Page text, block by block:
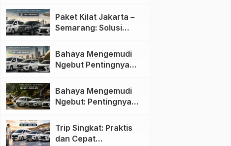
Nyaman dan Fleksibel
Paket Kilat Jakarta –
Semarang: Solusi
Efisien
Bahaya Mengemudi
Ngebut Pentingnya
raya
Bahaya Mengemudi
Ngebut: Pentingnya
Trip Singkat: Praktis
dan Cepat